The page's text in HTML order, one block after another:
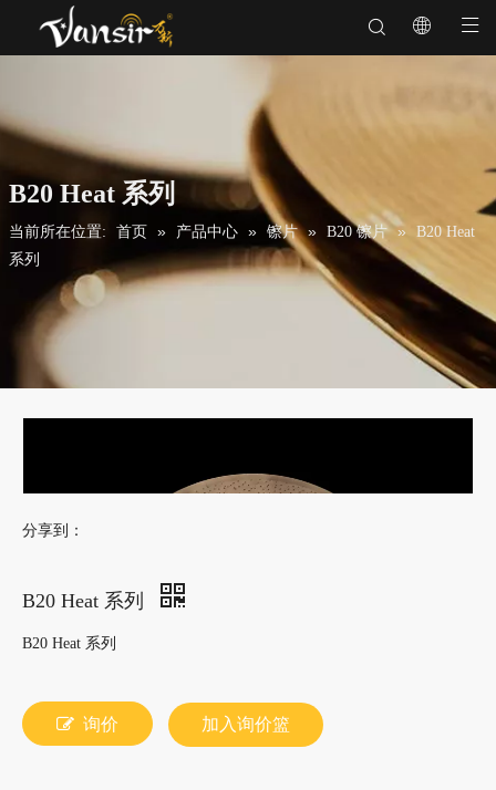
B20 Heat 系列
当前所在位置: 首页 » 产品中心 » 镲片 » B20 镲片 » B20 Heat
系列
分享到：
B20 Heat 系列
B20 Heat 系列
询价 加入询价篮